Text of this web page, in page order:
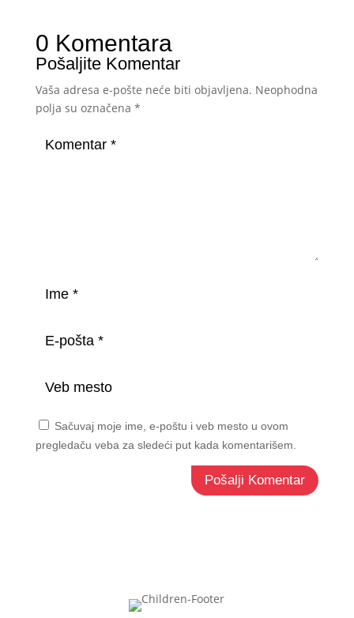
0 Komentara
Pošaljite Komentar
Vaša adresa e-pošte neće biti objavljena. Neophodna
polja su označena *
Sačuvaj moje ime, e-poštu i veb mesto u ovom
pregledaču veba za sledeći put kada komentarišem.
Pošalji Komentar